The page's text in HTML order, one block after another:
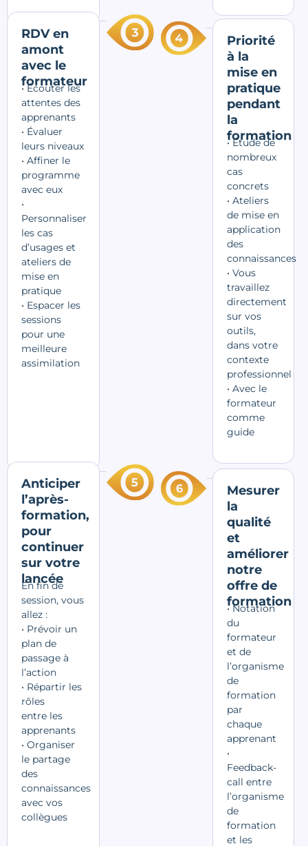
RDV en
amont
avec le
formateur
• Écouter les
attentes des
apprenants
• Évaluer
leurs niveaux
• Affiner le
programme
avec eux
•
Personnaliser
les cas
d’usages et
ateliers de
mise en
pratique
• Espacer les
sessions
pour une
meilleure
assimilation
Priorité
à la
mise en
pratique
pendant
la
formation
• Étude de
nombreux
cas
concrets
• Ateliers
de mise en
application
des
connaissances
• Vous
travaillez
directement
sur vos
outils,
dans votre
contexte
professionnel
• Avec le
formateur
comme
guide
Anticiper
l’après-
formation,
pour
continuer
sur votre
lancée
En fin de
session, vous
allez :
• Prévoir un
plan de
passage à
l’action
• Répartir les
rôles
entre les
apprenants
• Organiser
le partage
des
connaissances
avec vos
collègues
Mesurer
la
qualité
et
améliorer
notre
offre de
formation
• Notation
du
formateur
et de
l’organisme
de
formation
par
chaque
apprenant
•
Feedback-
call entre
l’organisme
de
formation
et les